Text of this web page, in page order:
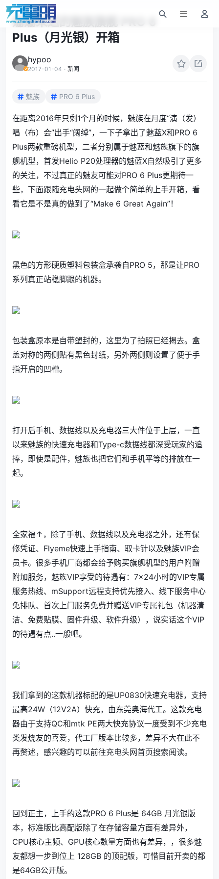
姗姗来迟的魅族旗舰 PRO 6
Plus（月光银）开箱
hypoo
2017-01-04 · 新闻
魅族 PRO 6 Plus
在距离2016年只剩1个月的时候， 魅族在月度“演（发）
唱（布）会”出手“阔绰”，一下子拿出了魅蓝X和PRO 6
Plus两款重磅机型，二者分别属于魅蓝和魅族旗下的旗
舰机型，首发Helio P20处理器的魅蓝X自然吸引了更多
的关注，不过真正的魅友可能对PRO 6 Plus更期待一
些，下面跟随充电头网的一起做个简单的上手开箱，看
看它是不是真的做到了“Make 6 Great Again”！
黑色的方形硬质塑料包装盒承袭自PRO 5，那是让PRO
系列真正站稳脚跟的机器。
包装盒原本是自带塑封的，这里为了拍照已经揭去。盒
盖对称的两侧贴有黑色封纸，另外两侧则设置了便于手
指开启的凹槽。
打开后手机、数据线以及充电器三大件位于上层，一直
以来魅族的快速充电器和Type-c数据线都深受玩家的追
捧，即使是配件，魅族也把它们和手机平等的排放在一
起。
全家福↑，除了手机、数据线以及充电器之外，还有保
修凭证、Flyeme快速上手指南、取卡针以及魅族VIP会
员卡。很多手机厂商都会给予购买旗舰机型的用户附赠
附加服务，魅族VIP享受的待遇有：7×24小时的VIP专属
服务热线、mSupport远程支持优先接入、线下服务中心
免排队、首次上门服务免费并赠送VIP专属礼包（机器清
洁、免费贴膜、固件升级、软件升级），说实话这个VIP
的待遇有点..一般吧。
我们拿到的这款机器标配的是UP0830快速充电器，支持
最高24W（12V2A）快充，由东莞奥海代工。这款充电
器由于支持QC和mtk PE两大快充协议一度受到不少充电
类发烧友的喜爱，代工厂版本比较多，差异不大在此不
再赘述，感兴趣的可以前往充电头网首页搜索阅读。
回到正主，上手的这款PRO 6 Plus是 64GB 月光银版
本，标准版比高配版除了在存储容量方面有差异外，
CPU核心主频、GPU核心数量方面也有差异，，很多魅
友都想一步到位上 128GB 的顶配版，可惜目前开卖的都
是64GB公开版。